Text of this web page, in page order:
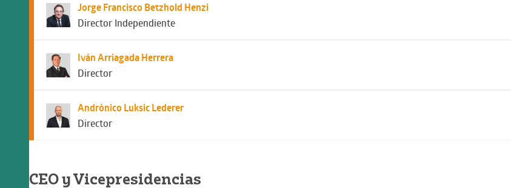
Jorge Francisco Betzhold Henzi
Director Independiente
Iván Arriagada Herrera
Director
Andrónico Luksic Lederer
Director
CEO y Vicepresidencias